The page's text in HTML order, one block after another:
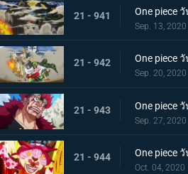
21 - 941
Sep. 13, 2020
21 - 942
Sep. 20, 2020
21 - 943
Sep. 27, 2020
21 - 944
Oct. 04, 2020